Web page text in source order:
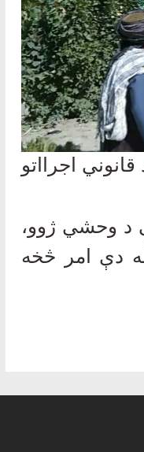
اجرااتو
د وحشي ژوو،
دې امر څخه